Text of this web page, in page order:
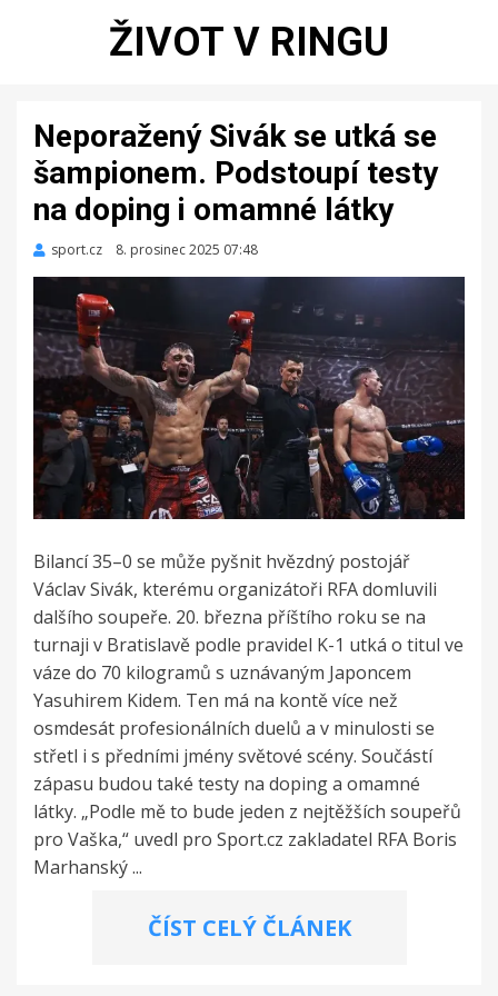
ŽIVOT V RINGU
Neporažený Sivák se utká se
šampionem. Podstoupí testy
na doping i omamné látky
sport.cz
Zveřejněno
8. prosinec 2025 07:48
Bilancí 35–0 se může pyšnit hvězdný postojář
Václav Sivák, kterému organizátoři RFA domluvili
dalšího soupeře. 20. března příštího roku se na
turnaji v Bratislavě podle pravidel K-1 utká o titul ve
váze do 70 kilogramů s uznávaným Japoncem
Yasuhirem Kidem. Ten má na kontě více než
osmdesát profesionálních duelů a v minulosti se
střetl i s předními jmény světové scény. Součástí
zápasu budou také testy na doping a omamné
látky. „Podle mě to bude jeden z nejtěžších soupeřů
pro Vaška,“ uvedl pro Sport.cz zakladatel RFA Boris
Marhanský ...
ČÍST CELÝ ČLÁNEK